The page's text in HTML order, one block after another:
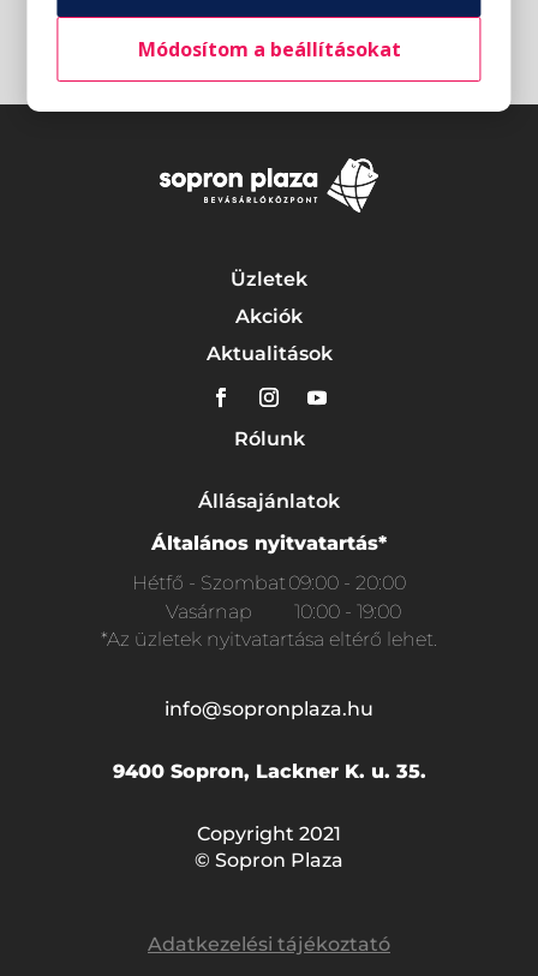
Üzletek
Akciók
Aktualitások
Rólunk
Állásajánlatok
Általános nyitvatartás*
Hétfő - Szombat09:00 - 20:00
Vasárnap
10:00 - 19:00
*Az üzletek nyitvatartása eltérő lehet.
info@sopronplaza.hu
9400 Sopron, Lackner K. u. 35.
Copyright 2021
© Sopron Plaza
Adatkezelési tájékoztató
Módosítom a beállításokat